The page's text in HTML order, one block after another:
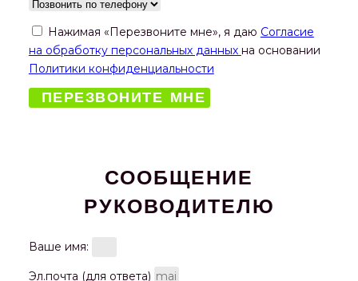
Нажимая «Перезвоните мне», я даю Согласие
на обработку персональных данных на основании
Политики конфиденциальности
ПЕРЕЗВОНИТЕ МНЕ
СООБЩЕНИЕ
РУКОВОДИТЕЛЮ
Ваше имя:
Эл.почта (для ответа)